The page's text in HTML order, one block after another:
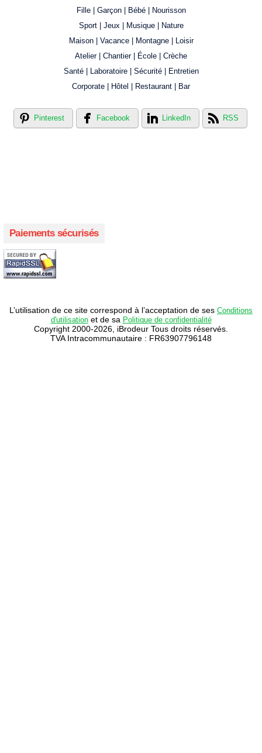
Fille | Garçon | Bébé | Nourisson
Sport | Jeux | Musique | Nature
Maison | Vacance | Montagne | Loisir
Atelier | Chantier | École | Crèche
Santé | Laboratoire | Sécurité | Entretien
Corporate | Hôtel | Restaurant | Bar
Pinterest Facebook LinkedIn RSS
Paiements sécurisés
L’utilisation de ce site correspond à l’acceptation de ses Conditions
d'utilisationet de sa Politique de confidentialité
Copyright 2000-2026, iBrodeur Tous droits réservés.
TVA Intracommunautaire : FR63907796148